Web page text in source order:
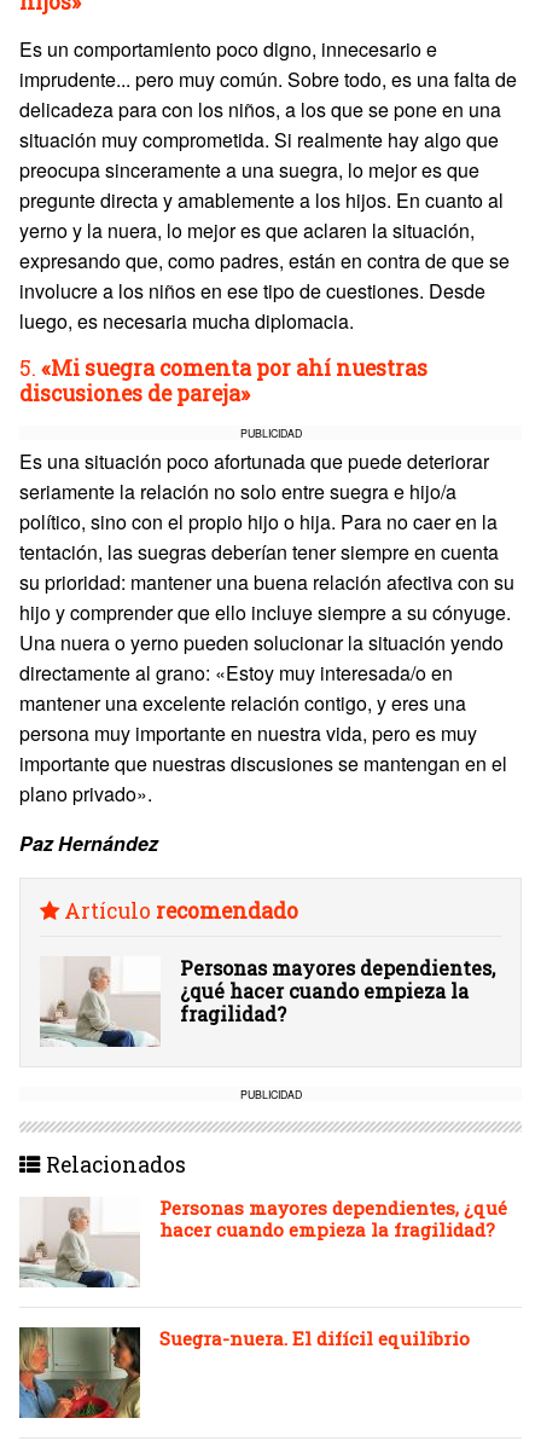
Es un comportamiento poco digno, innecesario e
imprudente... pero muy común. Sobre todo, es una falta de
delicadeza para con los niños, a los que se pone en una
situación muy comprometida. Si realmente hay algo que
preocupa sinceramente a una suegra, lo mejor es que
pregunte directa y amablemente a los hijos. En cuanto al
yerno y la nuera, lo mejor es que aclaren la situación,
expresando que, como padres, están en contra de que se
involucre a los niños en ese tipo de cuestiones. Desde
luego, es necesaria mucha diplomacia.
5. «Mi suegra comenta por ahí nuestras
discusiones de pareja»
PUBLICIDAD
Es una situación poco afortunada que puede deteriorar
seriamente la relación no solo entre suegra e hijo/a
político, sino con el propio hijo o hija. Para no caer en la
tentación, las suegras deberían tener siempre en cuenta
su prioridad: mantener una buena relación afectiva con su
hijo y comprender que ello incluye siempre a su cónyuge.
Una nuera o yerno pueden solucionar la situación yendo
directamente al grano: «Estoy muy interesada/o en
mantener una excelente relación contigo, y eres una
persona muy importante en nuestra vida, pero es muy
importante que nuestras discusiones se mantengan en el
plano privado».
Paz Hernández
Artículo recomendado
Personas mayores dependientes,
¿qué hacer cuando empieza la
fragilidad?
PUBLICIDAD
Relacionados
Personas mayores dependientes, ¿qué
hacer cuando empieza la fragilidad?
Suegra-nuera. El difícil equilibrio